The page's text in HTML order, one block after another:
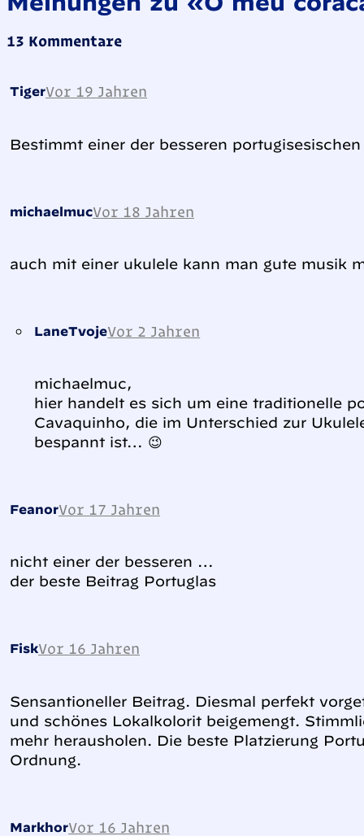
13 Kommentare
TigerVor 19 Jahren
Bestimmt einer der besseren
michaelmucVor 18 Jahren
auch mit einer ukulele kann man gute musik
LaneTvojeVor 2 Jahren
michaelmuc,
hier handelt es sich um eine traditionelle
Cavaquinho, die im Unterschied zur
bespannt ist… 😉
FeanorVor 17 Jahren
nicht einer der besseren …
der beste Beitrag Portuglas
FiskVor 16 Jahren
Sensantioneller Beitrag. Diesmal perfekt
und schönes Lokalkolorit beigemengt.
mehr herausholen. Die beste Platzierung
Ordnung.
MarkhorVor 16 Jahren